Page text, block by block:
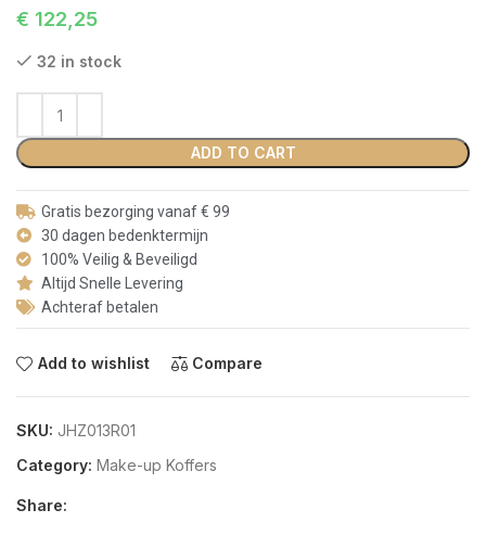
€ 122,25
32 in stock
ADD TO CART
Gratis bezorging vanaf € 99
30 dagen bedenktermijn
100% Veilig & Beveiligd
Altijd Snelle Levering
Achteraf betalen
Add to wishlist Compare
SKU: JHZ013R01
Category: Make-up Koffers
Share: